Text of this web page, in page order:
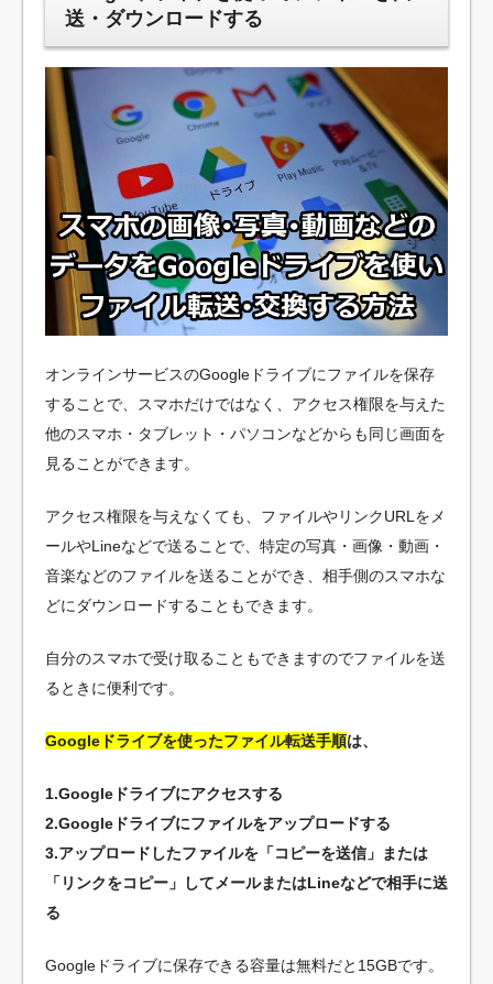
送・ダウンロードする
オンラインサービスのGoogleドライブにファイルを保存
することで、スマホだけではなく、アクセス権限を与えた
他のスマホ・タブレット・パソコンなどからも同じ画面を
見ることができます。
アクセス権限を与えなくても、ファイルやリンクURLをメ
ールやLineなどで送ることで、特定の写真・画像・動画・
音楽などのファイルを送ることができ、相手側のスマホな
どにダウンロードすることもできます。
自分のスマホで受け取ることもできますのでファイルを送
るときに便利です。
Googleドライブを使ったファイル転送手順は、
1.Googleドライブにアクセスする
2.Googleドライブにファイルをアップロードする
3.アップロードしたファイルを「コピーを送信」または
「リンクをコピー」してメールまたはLineなどで相手に送
る
Googleドライブに保存できる容量は無料だと15GBです。